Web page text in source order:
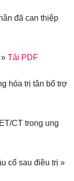
đã can thiệp
Tải PDF
hóa trị tân bổ trợ
CT trong ung
cổ sau điều trị »